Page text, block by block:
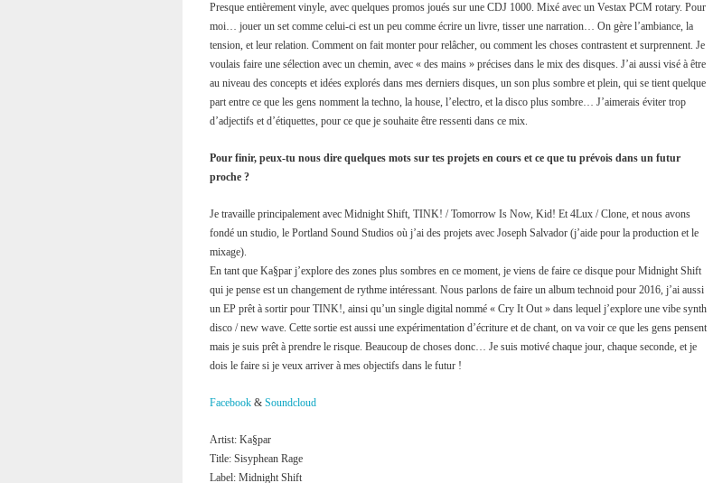
Presque entièrement vinyle, avec quelques promos joués sur une CDJ 1000. Mixé avec un Vestax PCM rotary. Pour
moi… jouer un set comme celui-ci est un peu comme écrire un livre, tisser une narration… On gère l’ambiance, la
tension, et leur relation. Comment on fait monter pour relâcher, ou comment les choses contrastent et surprennent. Je
voulais faire une sélection avec un chemin, avec « des mains » précises dans le mix des disques. J’ai aussi visé à être
au niveau des concepts et idées explorés dans mes derniers disques, un son plus sombre et plein, qui se tient quelque
part entre ce que les gens nomment la techno, la house, l’electro, et la disco plus sombre… J’aimerais éviter trop
d’adjectifs et d’étiquettes, pour ce que je souhaite être ressenti dans ce mix.
Pour finir, peux-tu nous dire quelques mots sur tes projets en cours et ce que tu prévois dans un futur
proche ?
Je travaille principalement avec Midnight Shift, TINK! / Tomorrow Is Now, Kid! Et 4Lux / Clone, et nous avons
fondé un studio, le Portland Sound Studios où j’ai des projets avec Joseph Salvador (j’aide pour la production et le
mixage).
En tant que Ka§par j’explore des zones plus sombres en ce moment, je viens de faire ce disque pour Midnight Shift
qui je pense est un changement de rythme intéressant. Nous parlons de faire un album technoid pour 2016, j’ai aussi
un EP prêt à sortir pour TINK!, ainsi qu’un single digital nommé « Cry It Out » dans lequel j’explore une vibe synth
disco / new wave. Cette sortie est aussi une expérimentation d’écriture et de chant, on va voir ce que les gens pensent
mais je suis prêt à prendre le risque. Beaucoup de choses donc… Je suis motivé chaque jour, chaque seconde, et je
dois le faire si je veux arriver à mes objectifs dans le futur !
Facebook & Soundcloud
Artist: Ka§par
Title: Sisyphean Rage
Label: Midnight Shift